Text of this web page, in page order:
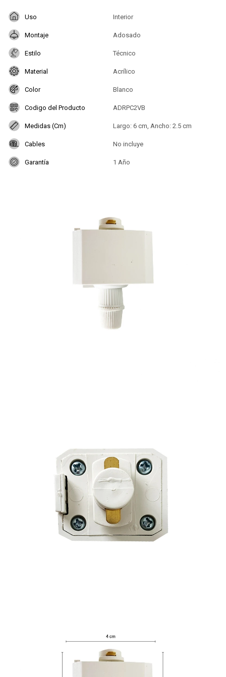
Uso Interior
Montaje Adosado
Estilo Técnico
Material Acrílico
Color Blanco
Codigo del Producto ADRPC2VB
Medidas (Cm) Largo: 6 cm, Ancho: 2.5 cm
Cables No incluye
Garantía 1 Año